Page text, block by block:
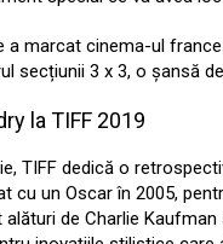
a marcat cinema-ul
secțiunii 3 x 3, o șansă
la TIFF 2019
TIFF dedică o
cu un Oscar în 2005,
alături de Charlie